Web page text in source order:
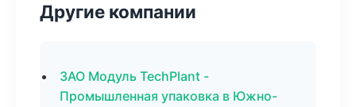
Другие компании
ЗАО Модуль TechPlant -
Промышленная упаковка в Южно-